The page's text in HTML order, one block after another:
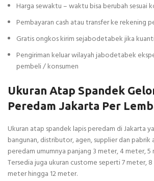
Harga sewaktu – waktu bisa berubah sesuai
Pembayaran cash atau transfer ke rekening
Gratis ongkos kirim sejabodetabek jika
Pengiriman keluar wilayah jabodetabek
pembeli / konsumen
Ukuran Atap Spandek
Peredam Jakarta Per
Ukuran atap spandek lapis peredam di Jakarta
bangunan, distributor, agen, supplier dan pabrik
peredam umumnya panjang 3 meter, 4 meter,
Tersedia juga ukuran custome seperti 7 meter,
meter hingga 12 meter.